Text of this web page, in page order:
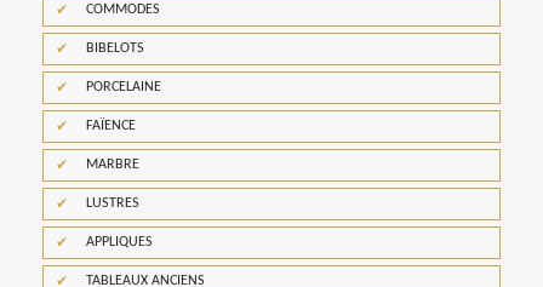
COMMODES
BIBELOTS
PORCELAINE
FAÏENCE
MARBRE
LUSTRES
APPLIQUES
TABLEAUX ANCIENS